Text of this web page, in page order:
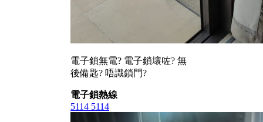
電子鎖無電? 電子鎖壞咗? 無
後備匙? 唔識鎖門?
電子鎖熱線
5114 5114